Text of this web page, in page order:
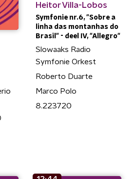
Heitor Villa-Lobos
Symfonie nr.6, "Sobre a
linha das montanhas do
Brasil" - deel IV, "Allegro"
Slowaaks Radio
Symfonie Orkest
Roberto Duarte
Marco Polo
8.223720